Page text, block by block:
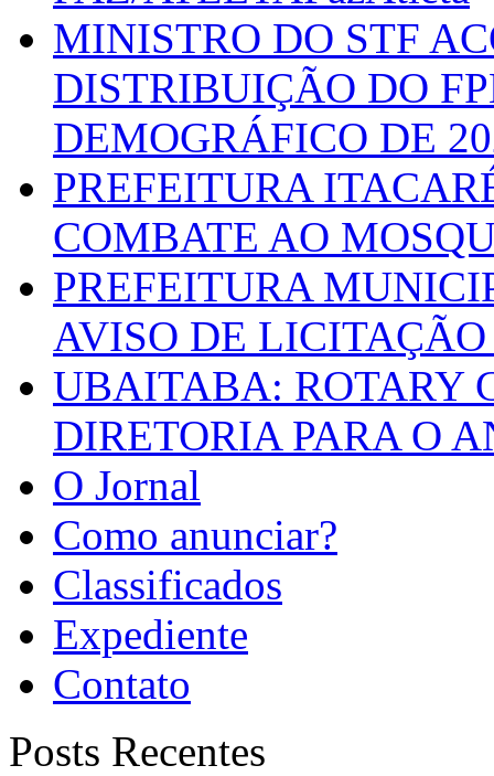
MINISTRO DO STF
DISTRIBUIÇÃO DO
DEMOGRÁFICO DE
PREFEITURA
COMBATE AO
PREFEITURA
AVISO DE LICITAÇÃO
UBAITABA: ROTARY
DIRETORIA PARA O
O Jornal
Como anunciar?
Classificados
Expediente
Contato
Posts Recentes